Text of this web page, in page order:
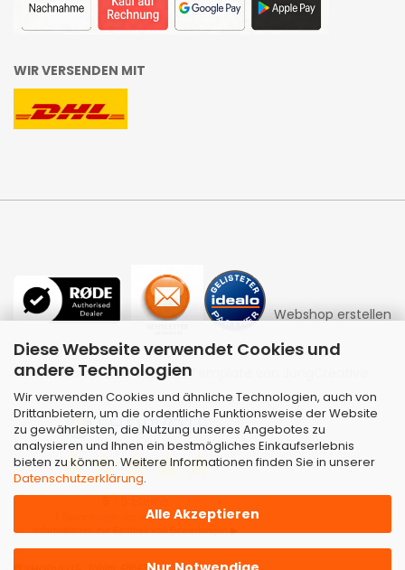
Diese Webseite verwendet Cookies und
andere Technologien
Wir verwenden Cookies und ähnliche Technologien, auch von
Drittanbietern, um die ordentliche Funktionsweise der Website
zu gewährleisten, die Nutzung unseres Angebotes zu
analysieren und Ihnen ein bestmögliches Einkaufserlebnis
bieten zu können. Weitere Informationen finden Sie in unserer
Datenschutzerklärung.
Alle Akzeptieren
WIR VERSENDEN MIT
Webshop erstellen
mit Gambio.de © 2026 | Template von